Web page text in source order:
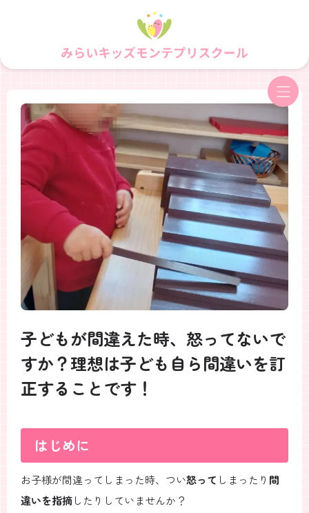
子どもが間違えた時、怒ってないで
すか？理想は子ども自ら間違いを訂
正することです！
はじめに
お子様が間違ってしまった時、つい怒って しまったり 間
違いを指摘したりしていませんか？